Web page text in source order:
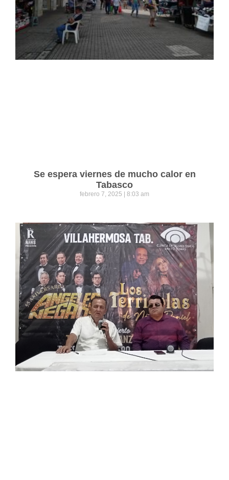
Se espera viernes de mucho calor en
Tabasco
febrero 7, 2025 8:03 am